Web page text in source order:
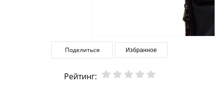
Поделиться Избранное
Рейтинг: